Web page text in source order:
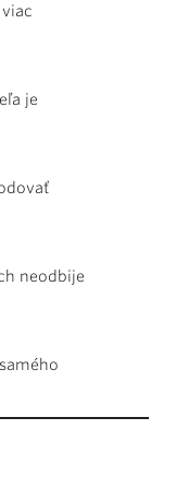
je
neodbije